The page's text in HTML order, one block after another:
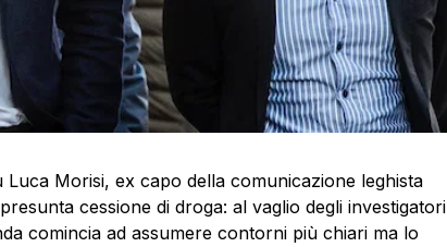
Luca Morisi, ex capo della comunicazione leghista
cessione di droga: al vaglio degli investigatori
comincia ad assumere contorni più chiari ma lo